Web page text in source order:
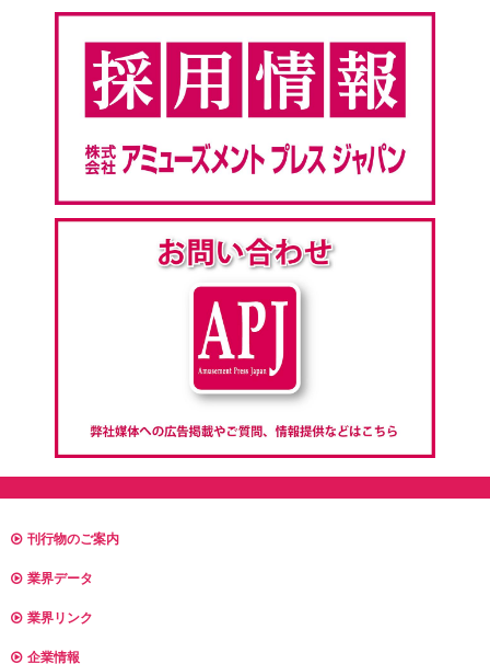
刊行物のご案内
業界データ
業界リンク
企業情報